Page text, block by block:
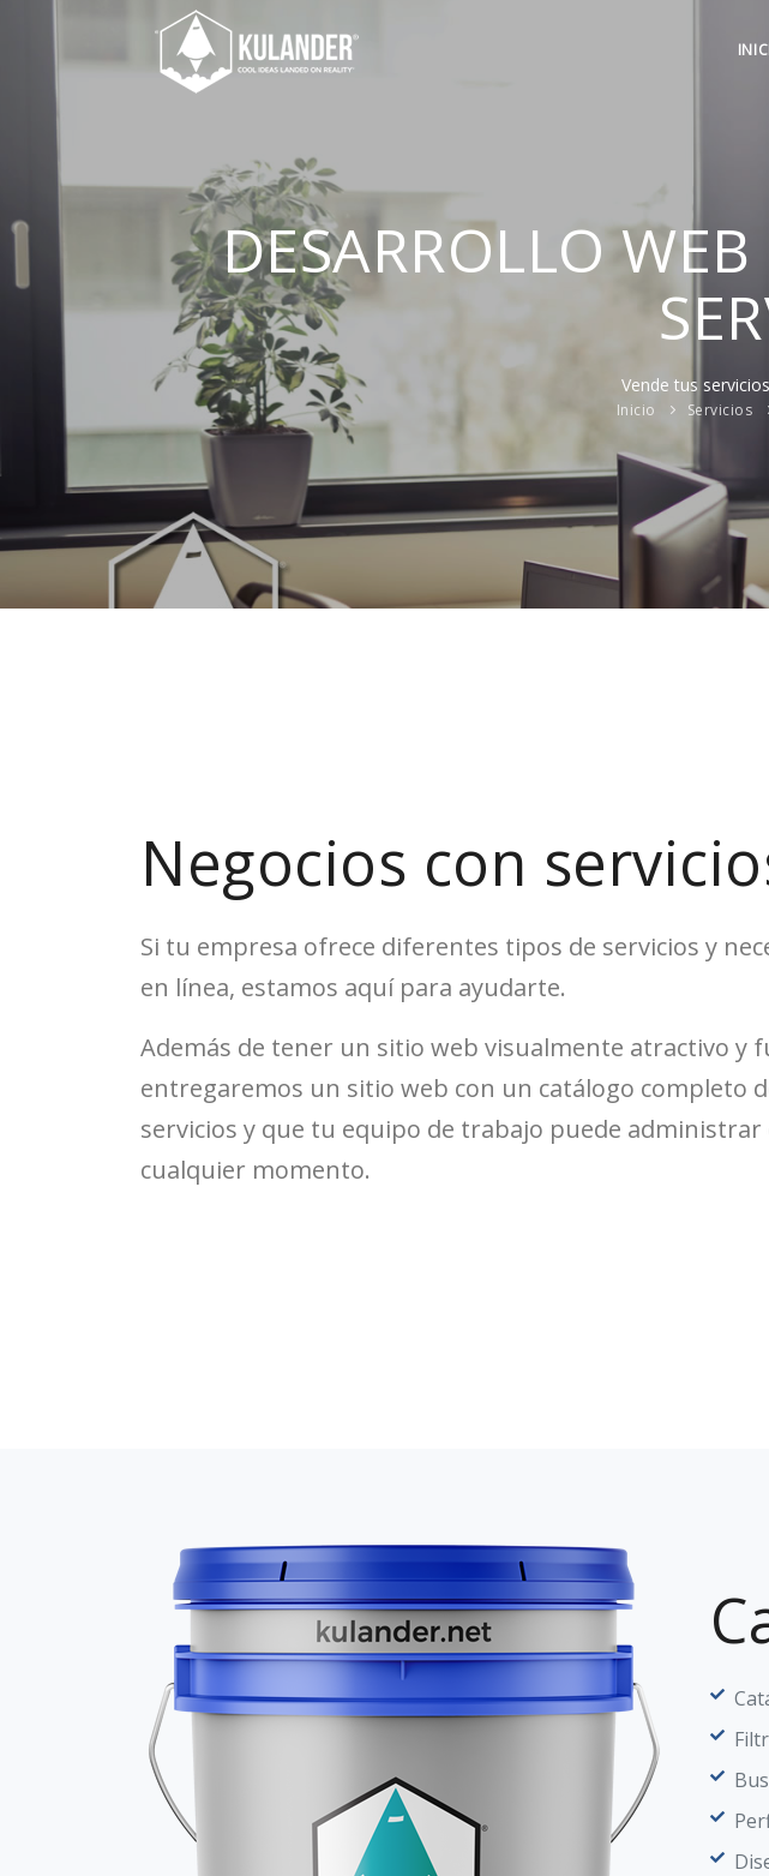
DESARROLLO
Vende tus
Inicio Servicios
Negocios con
Si tu empresa ofrece diferentes tipos de servicios y
en línea, estamos aquí para ayudarte.
Además de tener un sitio web visualmente atractivo y
entregaremos un sitio web con un catálogo completo
servicios y que tu equipo de trabajo puede administrar
cualquier momento.